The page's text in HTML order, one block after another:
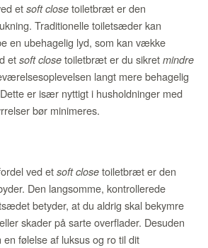
et soft close toiletbræt er den
Traditionelle toiletsæder kan
en ubehagelig lyd, som kan vække
et soft close toiletbræt er du sikret mindre
langt mere behagelig
er især nyttigt i husholdninger med
bør minimeres.
ved et soft close toiletbræt er den
Den langsomme, kontrollerede
betyder, at du aldrig skal bekymre
skader på sarte overflader. Desuden
følelse af luksus og ro til dit